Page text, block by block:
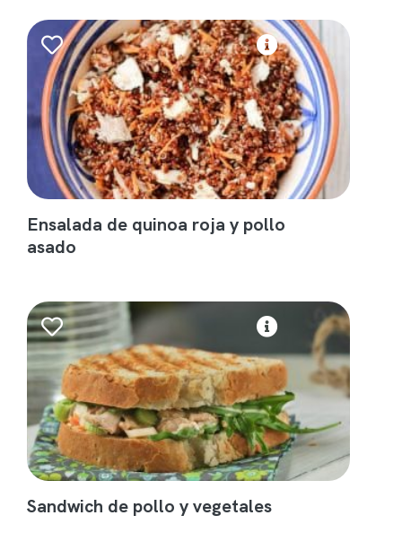
Ensalada de quinoa roja y pollo
asado
Sandwich de pollo y vegetales